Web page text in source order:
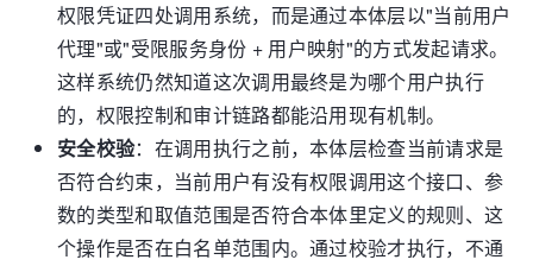
权限凭证四处调用系统，而是通过本体层以"当前用户
代理"或"受限服务身份 + 用户映射"的方式发起请求。
这样系统仍然知道这次调用最终是为哪个用户执行
的，权限控制和审计链路都能沿用现有机制。
安全校验：在调用执行之前，本体层检查当前请求是
否符合约束，当前用户有没有权限调用这个接口、参
数的类型和取值范围是否符合本体里定义的规则、这
个操作是否在白名单范围内。通过校验才执行，不通